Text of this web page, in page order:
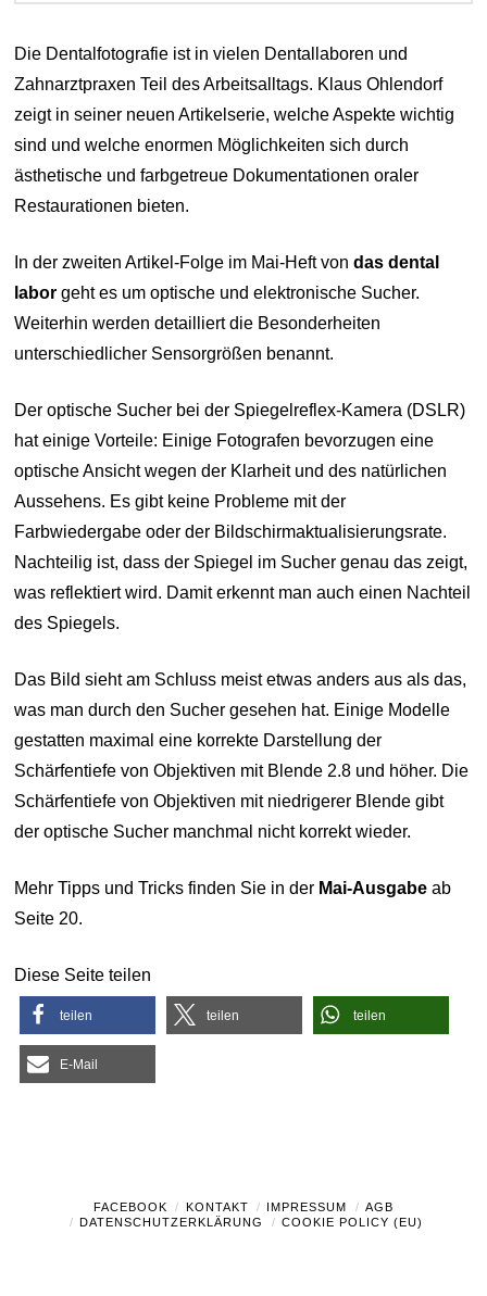
Die Dentalfotografie ist in vielen Dentallaboren und
Zahnarztpraxen Teil des Arbeitsalltags. Klaus Ohlendorf
zeigt in seiner neuen Artikelserie, welche Aspekte wichtig
sind und welche enormen Möglichkeiten sich durch
ästhetische und farbgetreue Dokumentationen oraler
Restaurationen bieten.
In der zweiten Artikel-Folge im Mai-Heft vondas dental
labor geht es um optische und elektronische Sucher.
Weiterhin werden detailliert die Besonderheiten
unterschiedlicher Sensorgrößen benannt.
Der optische Sucher bei der Spiegelreflex-Kamera (DSLR)
hat einige Vorteile: Einige Fotografen bevorzugen eine
optische Ansicht wegen der Klarheit und des natürlichen
Aussehens. Es gibt keine Probleme mit der
Farbwiedergabe oder der Bildschirmaktualisierungsrate.
Nachteilig ist, dass der Spiegel im Sucher genau das zeigt,
was reflektiert wird. Damit erkennt man auch einen Nachteil
des Spiegels.
Das Bild sieht am Schluss meist etwas anders aus als das,
was man durch den Sucher gesehen hat. Einige Modelle
gestatten maximal eine korrekte Darstellung der
Schärfentiefe von Objektiven mit Blende 2.8 und höher. Die
Schärfentiefe von Objektiven mit niedrigerer Blende gibt
der optische Sucher manchmal nicht korrekt wieder.
Mehr Tipps und Tricks finden Sie in der Mai-Ausgabe ab
Seite 20.
Diese Seite teilen
teilen teilen teilen
E-Mail
FACEBOOK KONTAKT IMPRESSUM
AGB
DATENSCHUTZERKLÄRUNG
COOKIE POLICY (EU)